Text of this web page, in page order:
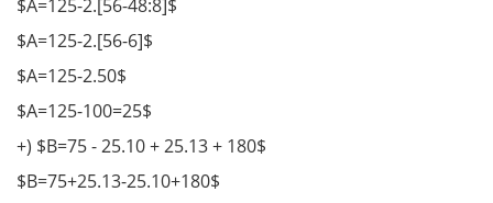
$A=125-2.[56-48:8]$
$A=125-2.[56-6]$
$A=125-2.50$
$A=125-100=25$
+) $B=75 - 25.10 + 25.13 + 180$
$B=75+25.13-25.10+180$